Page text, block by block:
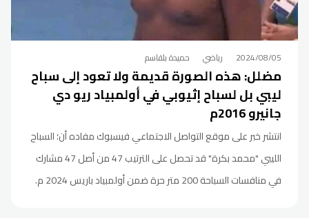
2024/08/05 رياضي حميدة بلقاسم
مضلل: هذه الصورة قديمة ولا تعود إلى سباح
ليبي بل لسباح إثيوبي في أولمبياد ريو دي
جانيرو 2016م
انتشر خبر على موقع التواصل الاجتماعي فيسبوك مفاده أن؛ السباح
الليبي "محمد بكرة" قد تحصل على الترتيب 47 من أصل 47 مشارك
في منافسات السباحة 200 متر حرة ضمن أولمبياد باريس 2024 م.